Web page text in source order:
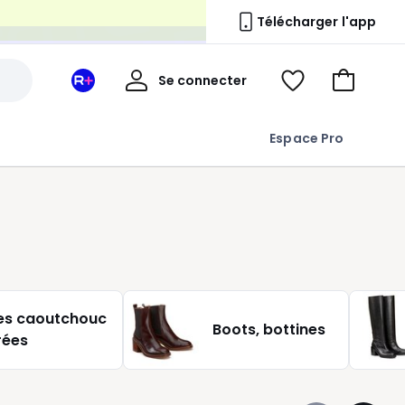
Télécharger l'app
Espace Pro
Mon
Se connecter
Mon
Voir
Aller
caoutchouc
Boots, bottines